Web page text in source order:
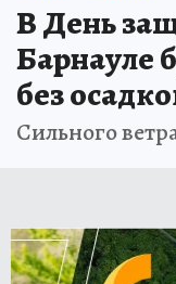
В День
Барнауле
без
Сильного